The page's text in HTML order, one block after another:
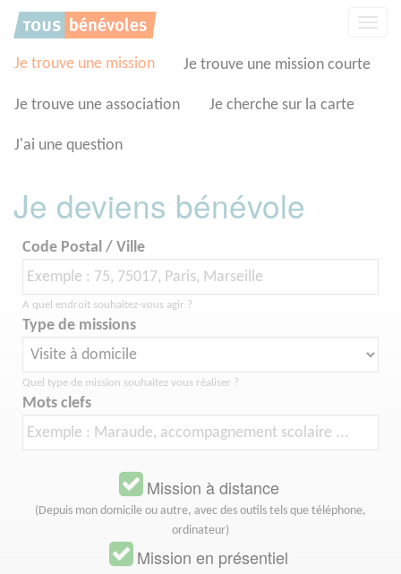
Je trouve une mission Je trouve une mission courte
Je trouve une association Je cherche sur la carte
J'ai une question
Je deviens bénévole
Code Postal / Ville
A quel endroit souhaitez-vous agir ?
Type de missions
Quel type de mission souhaitez vous réaliser ?
Mots clefs
Mission à distance
(Depuis mon domicile ou autre, avec des outils tels que téléphone,
ordinateur)
Mission en présentiel
Panneau de gestion des cookies